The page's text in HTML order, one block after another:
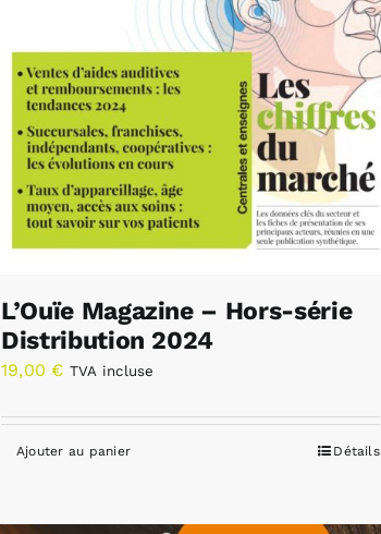
L’Ouïe Magazine – Hors-série
Distribution 2024
19,00 € TVA incluse
Ajouter au panier Détails